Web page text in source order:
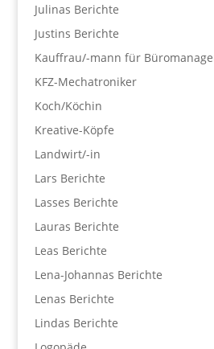
Julinas Berichte
Justins Berichte
Kauffrau/-mann für
KFZ-Mechatroniker
Koch/Köchin
Kreative-Köpfe
Landwirt/-in
Lars Berichte
Lasses Berichte
Lauras Berichte
Leas Berichte
Lena-Johannas Berichte
Lenas Berichte
Lindas Berichte